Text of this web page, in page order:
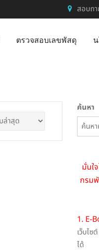
สอบถ
ตรวจสอบเลขพัสดุ
ค้นหา
มั่นใ
กรม
1. E-
เว็บไ
ได้